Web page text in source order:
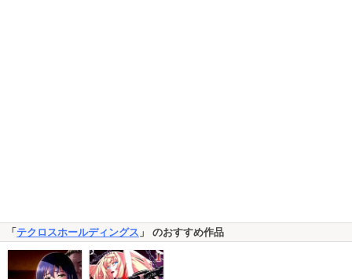
「 テクロスホールディングス 」 のおすすめ作品